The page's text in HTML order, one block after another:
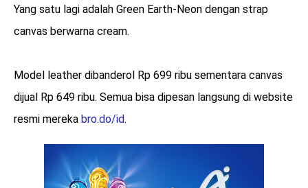
Yang satu lagi adalah Green Earth-Neon dengan strap
canvas berwarna cream.
Model leather dibanderol Rp 699 ribu sementara canvas
dijual Rp 649 ribu. Semua bisa dipesan langsung di website
resmi mereka bro.do/id.